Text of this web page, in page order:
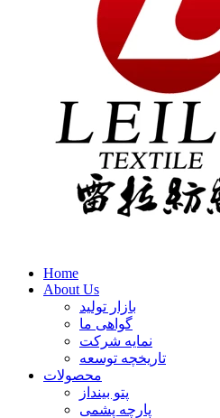
Home
About Us
بازار تولید
گواهی ما
نمایه شرکت
تاریخچه توسعه
محصولات
پتو بینداز
پارچه پشمی